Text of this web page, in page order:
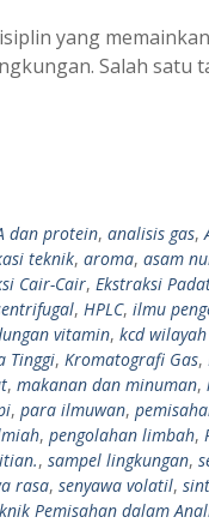
yang
Salah satu
dan protein, analisis gas,
teknik, aroma, asam
Cair-Cair, Ekstraksi
, HPLC, ilmu
vitamin, kcd
Tinggi, Kromatografi Gas,
, makanan dan minuman,
, para ilmuwan,
, pengolahan limbah,
, sampel lingkungan,
rasa, senyawa volatil,
Pemisahan dalam